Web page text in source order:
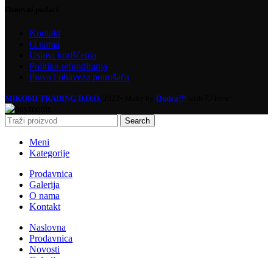
Kontakt
O nama
Uslovi korišćenja
Politika refundiranja
Prava i obaveza potrošača
MIKOMI TRADING D.O.O. Qudra™
Search
Meni
Kategorije
Prodavnica
Galerija
O nama
Kontakt
Naslovna
Prodavnica
Novosti